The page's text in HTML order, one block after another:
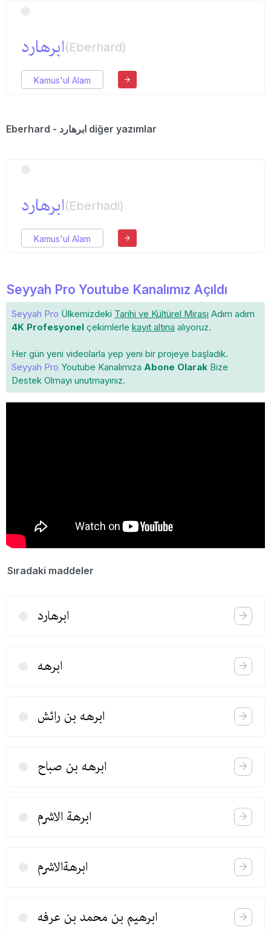
ابرهارد(Eberhard)
Kamus'ul Alam
Eberhard - ابرهارد diğer yazımlar
ابرهارد(Eberhadi)
Kamus'ul Alam
Seyyah Pro Youtube Kanalımız Açıldı
Seyyah Pro Ülkemizdeki Tarihi ve Kültürel Mirası Adım adım
4K Profesyonel çekimlerle kayıt altına alıyoruz.
Her gün yeni videolarla yep yeni bir projeye başladık.
Seyyah Pro Youtube Kanalımıza Abone Olarak Bize
Destek Olmayı unutmayınız.
Sıradaki maddeler
ابرهارد
ابرهه
ابرهه بن رائش
ابرهه بن صباح
ابرهة الاشرم
ابرهةالاشرم
ابرهیم بن محمد بن عرفه